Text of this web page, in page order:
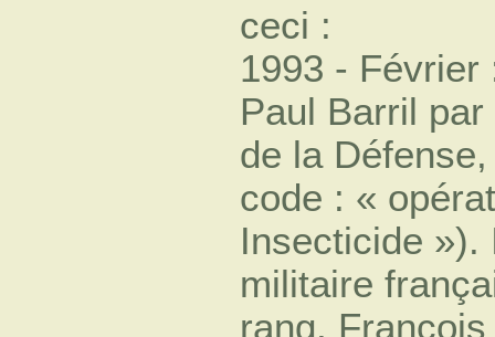
ceci :
1993 - Février
Paul Barril
de la
code : «
Insecticide »).
militaire
rang,